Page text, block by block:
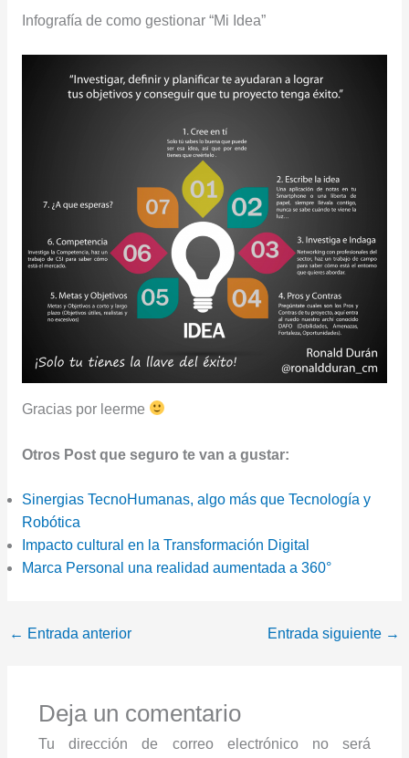
Infografía de como gestionar “Mi Idea”
Gracias por leerme
Otros Post que seguro te van a gustar:
Sinergias TecnoHumanas, algo más que Tecnología y
Robótica
Impacto cultural en la Transformación Digital
Marca Personal una realidad aumentada a 360°
← Entrada anterior Entrada siguiente →
Deja un comentario
Tu dirección de correo electrónico no será